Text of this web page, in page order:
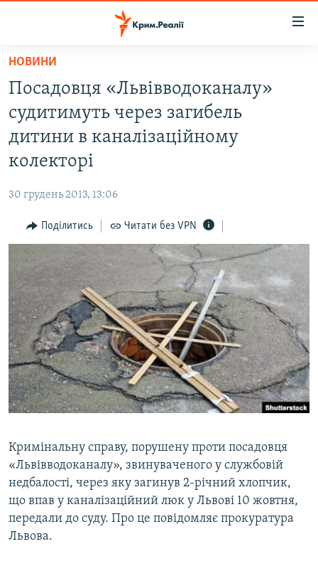
Перейти
основного
матеріалу
Перейти
до
основної
Перейти
пошуку
ВОДА.КРИМ
ВІДЕО ТА ФОТО
ПОГЛЯД
ІНТЕРВ'Ю
ВСЕ ЗА ДЕНЬ
СПЕЦПРОЕКТИ
ДЕПОРТАЦІЯ
ВІДЕОУРОКИ «ELIFBE»
СВІДЧЕННЯ ОКУПАЦІЇ
УКРАЇНСЬКА ПРОБЛЕМА КРИМУ
ІНФОГРАФІКА
ЯК ОБІЙТИ БЛОКУВАННЯ
Русский
Qırımtatar
ДОЛУЧАЙСЯ!
Усі сайти RFE/RL
НОВИНИ
Посадовця «Львівводоканалу»
судитимуть через загибель
дитини в каналізаційному
колекторі
30 грудень 2013, 13:06
Поділитись Читати без VPN
Кримінальну справу, порушену проти посадовця
«Львівводоканалу», звинуваченого у службовій
недбалості, через яку загинув 2-річний хлопчик,
що впав у каналізаційний люк у Львові 10 жовтня,
передали до суду. Про це повідомляє прокуратура
Львова.